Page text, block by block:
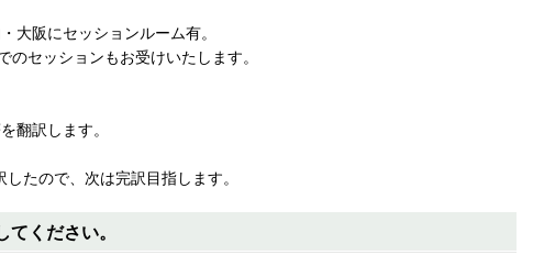
大阪にセッションルーム有。
セッションもお受けいたします。
翻訳します。
たので、次は完訳目指します。
ください。